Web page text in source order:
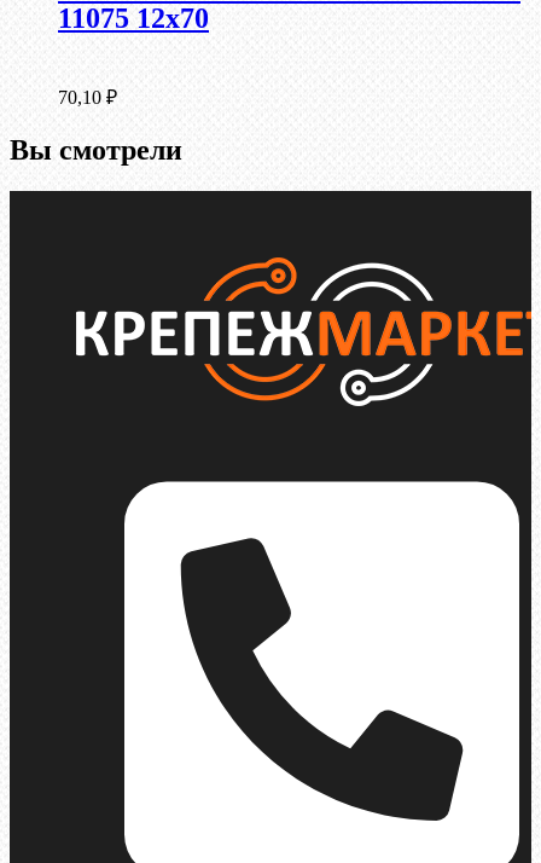
11075 12х70
70,10 ₽
Вы смотрели